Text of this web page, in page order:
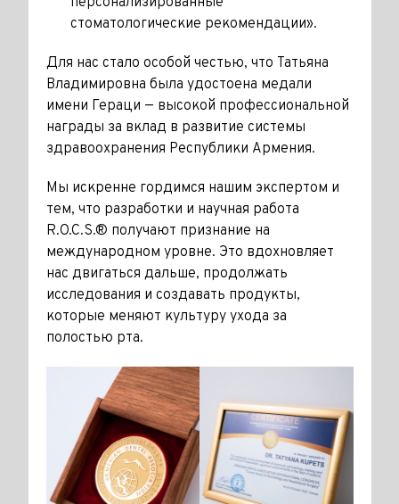
стоматологические рекомендации».
Для нас стало особой честью, что Татьяна
Владимировна была удостоена медали
имени Гераци — высокой профессиональной
награды за вклад в развитие системы
здравоохранения Республики Армения.
Мы искренне гордимся нашим экспертом и
тем, что разработки и научная работа
R.O.C.S.® получают признание на
международном уровне. Это вдохновляет
нас двигаться дальше, продолжать
исследования и создавать продукты,
которые меняют культуру ухода за
полостью рта.